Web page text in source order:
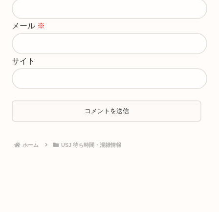
メール ※
サイト
ホーム USJ 待ち時間・混雑情報